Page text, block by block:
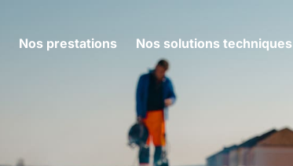
Nos prestations Nos solutions techniques